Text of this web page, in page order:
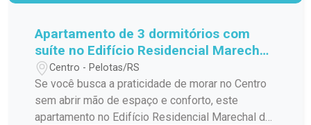
Apartamento de 3 dormitórios com
suíte no Edifício Residencial Marechal
de Ferro - Centro - Pelotas
Centro - Pelotas/RS
Se você busca a praticidade de morar no Centro
sem abrir mão de espaço e conforto, este
apartamento no Edifício Residencial Marechal de